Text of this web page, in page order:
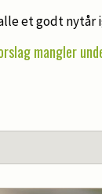
et godt nytår
mangler